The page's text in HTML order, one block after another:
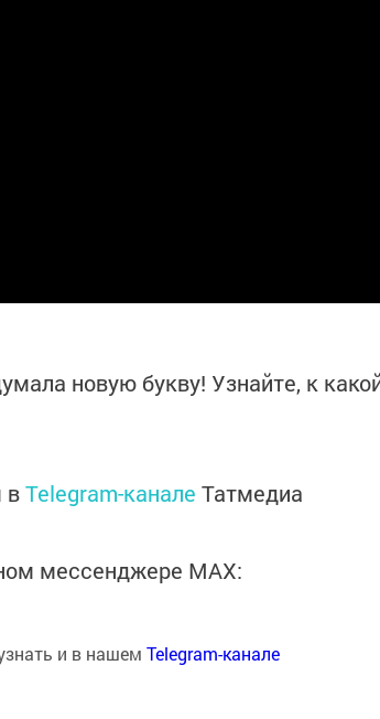
новую букву! Узнайте, к
вTelegram-канале Татмедиа
мессенджере MАХ:
и в нашем Telegram-канале